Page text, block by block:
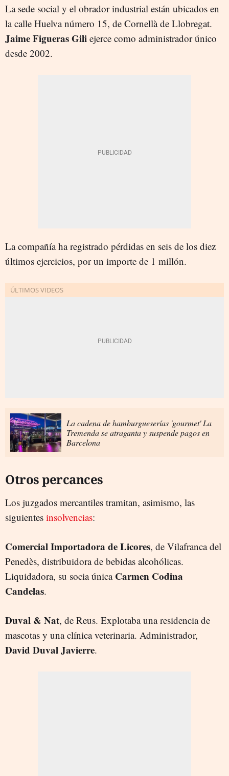
La sede social y el obrador industrial están ubicados en
la calle Huelva número 15, de Cornellà de Llobregat.
Jaime Figueras Gili ejerce como administrador único
desde 2002.
La compañía ha registrado pérdidas en seis de los diez
últimos ejercicios, por un importe de 1 millón.
La cadena de hamburgueserías 'gourmet' La
Tremenda se atraganta y suspende pagos en
Barcelona
Otros percances
Los juzgados mercantiles tramitan, asimismo, las
siguientes insolvencias:
Comercial Importadora de Licores, de Vilafranca del
Penedès, distribuidora de bebidas alcohólicas.
Liquidadora, su socia única Carmen Codina
Candelas.
Duval & Nat, de Reus. Explotaba una residencia de
mascotas y una clínica veterinaria. Administrador,
David Duval Javierre.